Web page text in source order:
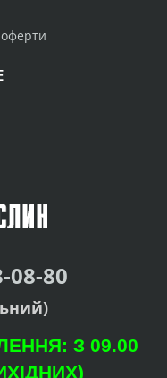
оферти
08-80
З 09.00